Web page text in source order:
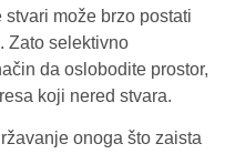
može brzo postati
Zato selektivno
da oslobodite prostor,
koji nered stvara.
onoga što zaista